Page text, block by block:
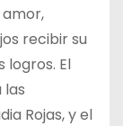
recibir su
logros. El
las
Rojas, y el